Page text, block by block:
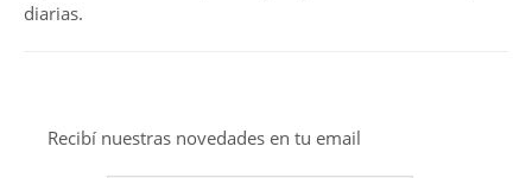
diarias.
Recibí nuestras novedades en tu email